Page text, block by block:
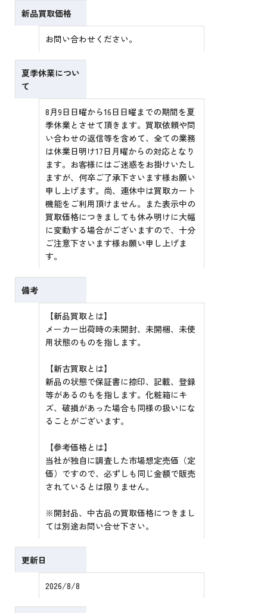
新品買取価格
お問い合わせください。
夏季休業につい
て
8月9日日曜から16日日曜までの期間を夏
季休業とさせて頂きます。買取依頼や問
い合わせの返信等を含めて、全ての業務
は休業日明け17日月曜からの対応となり
ます。お客様にはご迷惑をお掛けいたし
ますが、何卒ご了承下さいます様お願い
申し上げます。尚、連休中は買取カート
機能をご利用頂けません。また表示中の
買取価格につきましても休み明けに大幅
に変動する場合がございますので、十分
ご注意下さいます様お願い申し上げま
す。
備考
【新品買取とは】
メーカー出荷時の未開封、未開梱、未使
用状態のものを指します。
【新古買取とは】
新品の状態で保証書に捺印、記載、登録
等があるのもを指します。化粧箱にキ
ズ、破損があった場合も同様の扱いにな
ることがございます。
【参考価格とは】
当社が独自に調査した市場想定売価（定
価）ですので、必ずしも同じ金額で販売
されているとは限りません。
※開封品、中古品の買取価格につきまし
ては別途お問い合せ下さい。
更新日
2026/8/8